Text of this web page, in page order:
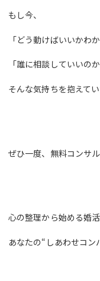
もし今、
「どう動けばいいかわか
「誰に相談していいの
そんな気持ちを抱えて
ぜひ一度、無料コンサ
心の整理から始める婚活
あなたの“しあわせコ